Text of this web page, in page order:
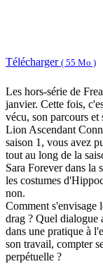
Télécharger ( 55 Mo )
Les hors-série de
janvier. Cette fois,
vécu, son parcours
Lion Ascendant
saison 1, vous avez
tout au long de la
Sara Forever dans la
les costumes
non.
Comment s'envisage
drag ? Quel dialogue
dans une pratique à
son travail, compter
perpétuelle ?